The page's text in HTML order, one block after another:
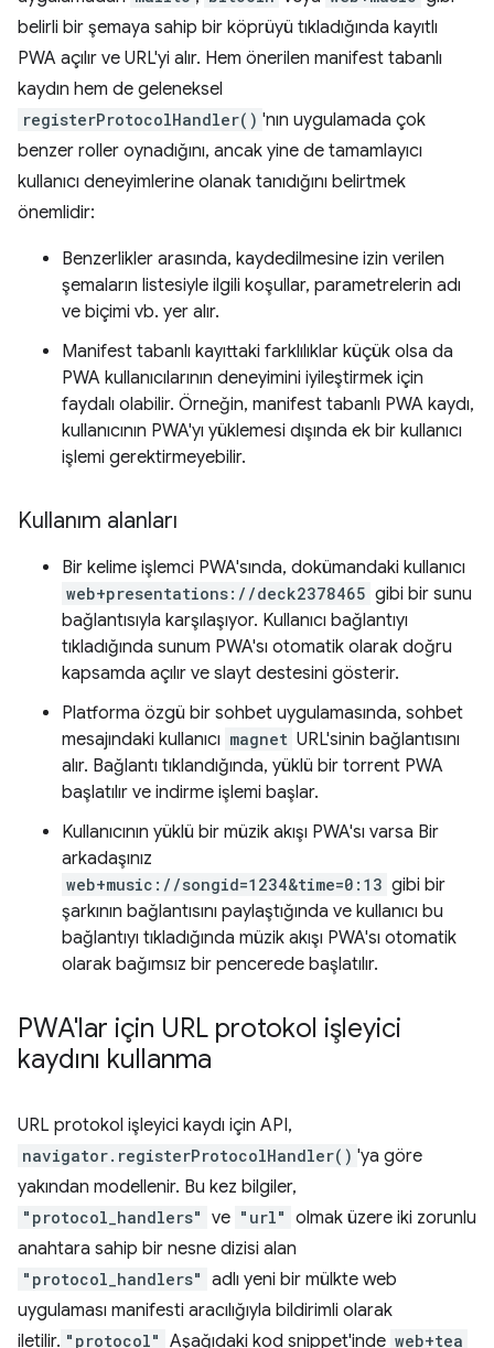
belirli bir şemaya sahip bir köprüyü tıkladığında kayıtlı
PWA açılır ve URL'yi alır. Hem önerilen manifest tabanlı
kaydın hem de geleneksel
registerProtocolHandler() 'nın uygulamada çok
benzer roller oynadığını, ancak yine de tamamlayıcı
kullanıcı deneyimlerine olanak tanıdığını belirtmek
önemlidir:
Benzerlikler arasında, kaydedilmesine izin verilen
şemaların listesiyle ilgili koşullar, parametrelerin adı
ve biçimi vb. yer alır.
Manifest tabanlı kayıttaki farklılıklar küçük olsa da
PWA kullanıcılarının deneyimini iyileştirmek için
faydalı olabilir. Örneğin, manifest tabanlı PWA kaydı,
kullanıcının PWA'yı yüklemesi dışında ek bir kullanıcı
işlemi gerektirmeyebilir.
Kullanım alanları
Bir kelime işlemci PWA'sında, dokümandaki kullanıcı
web+presentations://deck2378465 gibi bir sunu
bağlantısıyla karşılaşıyor. Kullanıcı bağlantıyı
tıkladığında sunum PWA'sı otomatik olarak doğru
kapsamda açılır ve slayt destesini gösterir.
Platforma özgü bir sohbet uygulamasında, sohbet
mesajındaki kullanıcı magnet URL'sinin bağlantısını
alır. Bağlantı tıklandığında, yüklü bir torrent PWA
başlatılır ve indirme işlemi başlar.
Kullanıcının yüklü bir müzik akışı PWA'sı varsa Bir
arkadaşınız
web+music://songid=1234&time=0:13 gibi bir
şarkının bağlantısını paylaştığında ve kullanıcı bu
bağlantıyı tıkladığında müzik akışı PWA'sı otomatik
olarak bağımsız bir pencerede başlatılır.
PWA'lar için URL protokol işleyici
kaydını kullanma
URL protokol işleyici kaydı için API,
navigator.registerProtocolHandler() 'ya göre
yakından modellenir. Bu kez bilgiler,
"protocol_handlers" ve "url" olmak üzere iki zorunlu
anahtara sahip bir nesne dizisi alan
"protocol_handlers" adlı yeni bir mülkte web
uygulaması manifesti aracılığıyla bildirimli olarak
iletilir. "protocol" Aşağıdaki kod snippet'inde web+tea